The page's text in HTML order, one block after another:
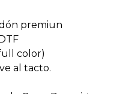
premiun
color)
al tacto.